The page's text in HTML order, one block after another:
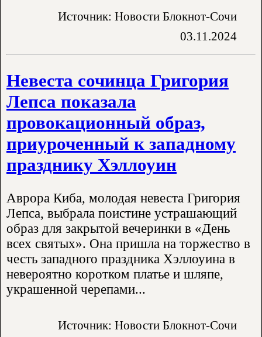
Источник: Новости Блокнот-Сочи
03.11.2024
Невеста сочинца Григория
Лепса показала
провокационный образ,
приуроченный к западному
празднику Хэллоуин
Аврора Киба, молодая невеста Григория
Лепса, выбрала поистине устрашающий
образ для закрытой вечеринки в «День
всех святых». Она пришла на торжество в
честь западного праздника Хэллоуина в
невероятно коротком платье и шляпе,
украшенной черепами...
Источник: Новости Блокнот-Сочи